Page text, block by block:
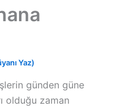
Yaz)
günden güne
olduğu zaman